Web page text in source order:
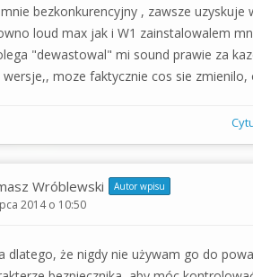
bezkonkurencyjny , zawsze
loud max jak i W1 zainstalowalem
"dewastowal" mi sound prawie za
moze faktycznie cos sie zmienilo,
Wróblewski Autor wpisu
2014 o 10:50
dlatego, że nigdy nie używam go do